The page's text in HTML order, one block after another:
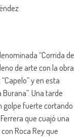
“Corrida de
de arte con la obra
y en esta
Una tarde
golpe fuerte cortando
que cuajó una
Roca Rey que